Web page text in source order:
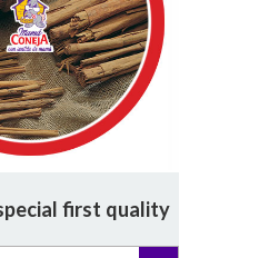
first quality